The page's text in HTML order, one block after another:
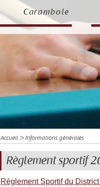
Carambole
Accueil > Informations générales
Règlement sportif
Règlement Sportif du